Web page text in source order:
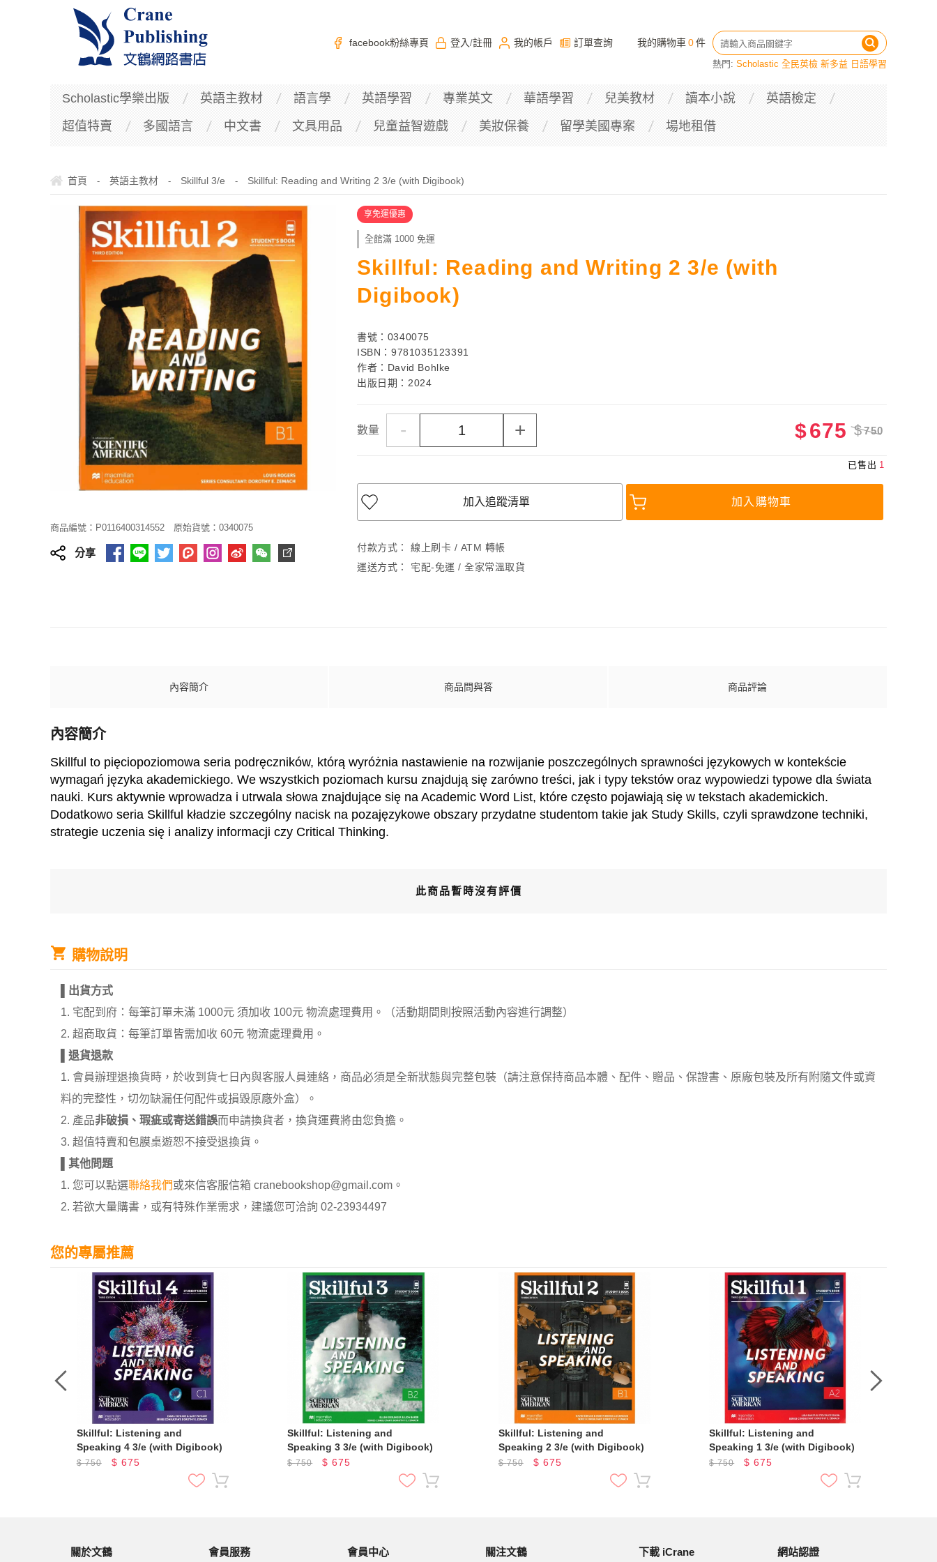
facebook粉絲專頁 登入 /註冊 我的帳戶 訂單查詢 我的購物車 0件
熱門: Scholastic 全民英檢 新多益 日語學習
Scholastic學樂出版 英語主教材 語言學 英語學習 專業英文 華語學習 兒美教材 讀本小說
英語檢定
超值特賣
多國語言 中文書 文具用品 兒童益智遊戲 美妝保養 留學美國專案 場地租借
首頁 - 英語主教材 - Skillful 3/e - Skillful: Reading and Writing 2 3/e (with Digibook)
商品編號：P0116400314552 原始貨號：0340075
分享
享免運優惠
全館滿 1000 免運
Skillful: Reading and Writing 2 3/e (with
Digibook)
書號：0340075
ISBN：9781035123391
作者：David Bohlke
出版日期：2024
數量 - + $675 $750
已售出 1
加入追蹤清單 加入購物車
付款方式：
線上刷卡 / ATM 轉帳
運送方式：
宅配-免運 / 全家常溫取貨
內容簡介 商品問與答 商品評論
內容簡介
Skillful to pięciopoziomowa seria podręczników, którą wyróżnia nastawienie na rozwijanie poszczególnych sprawności językowych w kontekście
wymagań języka akademickiego. We wszystkich poziomach kursu znajdują się zarówno treści, jak i typy tekstów oraz wypowiedzi typowe dla świata
nauki. Kurs aktywnie wprowadza i utrwala słowa znajdujące się na Academic Word List, które często pojawiają się w tekstach akademickich.
Dodatkowo seria Skillful kładzie szczególny nacisk na pozajęzykowe obszary przydatne studentom takie jak Study Skills, czyli sprawdzone techniki,
strategie uczenia się i analizy informacji czy Critical Thinking.
此商品暫時沒有評價
購物說明
出貨方式
1. 宅配到府：每筆訂單未滿 1000元 須加收 100元 物流處理費用。（活動期間則按照活動內容進行調整）
2. 超商取貨：每筆訂單皆需加收 60元 物流處理費用。
退貨退款
1. 會員辦理退換貨時，於收到貨七日內與客服人員連絡，商品必須是全新狀態與完整包裝（請注意保持商品本體、配件、贈品、保證書、原廠包裝及所有附隨文件或資
料的完整性，切勿缺漏任何配件或損毀原廠外盒）。
2. 產品非破損、瑕疵或寄送錯誤而申請換貨者，換貨運費將由您負擔。
3. 超值特賣和包膜桌遊恕不接受退換貨。
其他問題
1. 您可以點選聯絡我們或來信客服信箱 cranebookshop@gmail.com。
2. 若欲大量購書，或有特殊作業需求，建議您可洽詢 02-23934497
您的專屬推薦
Skillful: Listening and
Speaking 4 3/e (with Digibook)
$750 $ 675
Skillful: Listening and
Speaking 3 3/e (with Digibook)
$750 $675
Skillful: Listening and
Speaking 2 3/e (with Digibook)
$750 $ 675
Skillful: Listening and
Speaking 1 3/e (with Digibook)
$750 $675
關於文鶴 會員服務 會員中心 關注文鶴 下載 iCrane 網站認證